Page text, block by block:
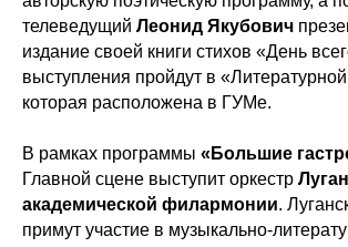
телеведущий Леонид Якубович
издание своей книги стихов «День
выступления пройдут в «Литературной
которая расположена в ГУМе.
В рамках программы «Большие
Главной сцене выступит оркестр
академической филармонии.
примут участие в музыкально-